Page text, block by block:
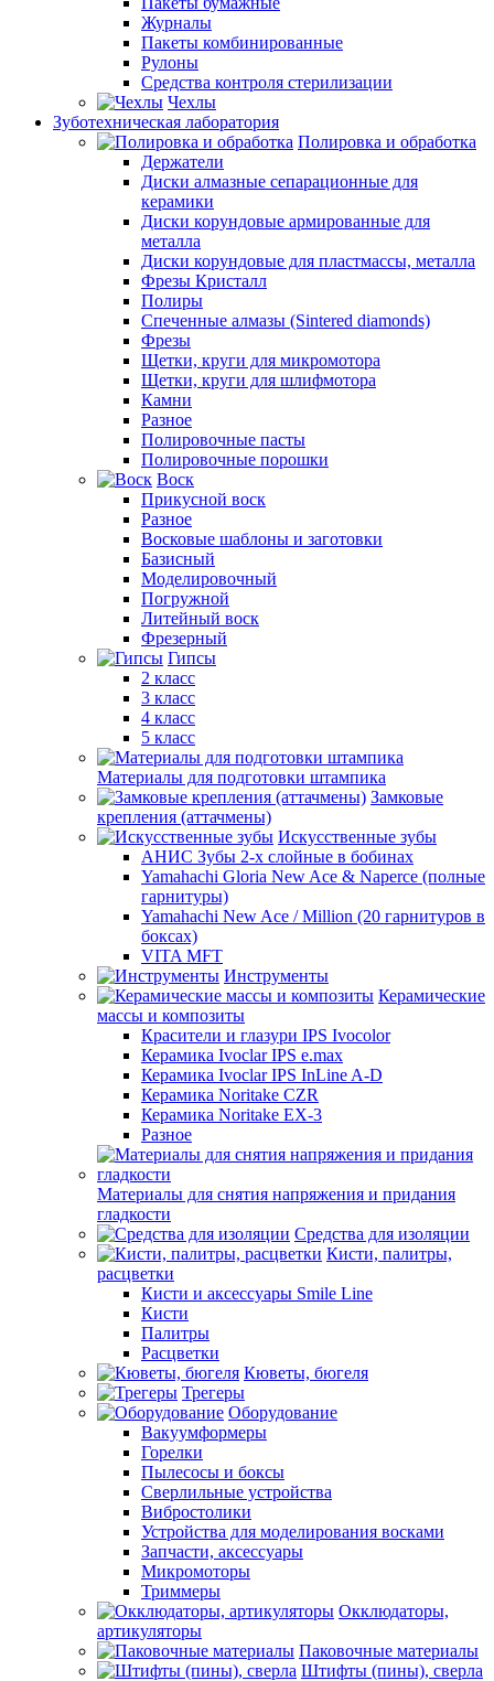
Журналы
Пакеты комбинированные
Рулоны
Средства контроля стерилизации
Чехлы
Зуботехническая лаборатория
Полировка и обработка
Держатели
Диски алмазные сепарационные для
керамики
Диски корундовые армированные для
металла
Диски корундовые для пластмассы, металла
Фрезы Кристалл
Полиры
Спеченные алмазы (Sintered diamonds)
Фрезы
Щетки, круги для микромотора
Щетки, круги для шлифмотора
Камни
Разное
Полировочные пасты
Полировочные порошки
Воск
Прикусной воск
Разное
Восковые шаблоны и заготовки
Базисный
Моделировочный
Погружной
Литейный воск
Фрезерный
Гипсы
2 класс
3 класс
4 класс
5 класс
Материалы для подготовки штампика
Замковые
крепления (аттачмены)
Искусственные зубы
АНИС Зубы 2-х слойные в бобинах
Yamahachi Gloria New Ace & Naperce (полные
гарнитуры)
Yamahachi New Ace / Million (20 гарнитуров в
боксах)
VITA MFT
Инструменты
Керамические
массы и композиты
Красители и глазури IPS Ivocolor
Керамика Ivoclar IPS e.max
Керамика Ivoclar IPS InLine A-D
Керамика Noritake CZR
Керамика Noritake EX-3
Разное
Материалы для снятия напряжения и придания
гладкости
Средства для изоляции
Кисти, палитры,
расцветки
Кисти и аксессуары Smile Line
Кисти
Палитры
Расцветки
Кюветы, бюгеля
Трегеры
Оборудование
Вакуумформеры
Горелки
Пылесосы и боксы
Сверлильные устройства
Вибростолики
Устройства для моделирования восками
Запчасти, аксессуары
Микромоторы
Триммеры
Окклюдаторы,
артикуляторы
Паковочные материалы
Штифты (пины), сверла